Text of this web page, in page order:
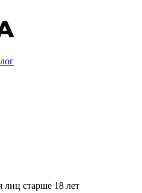
лиц старше 18 лет